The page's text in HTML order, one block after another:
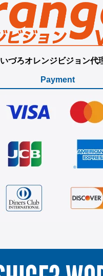
いづろオレンジビジョン代
Payment